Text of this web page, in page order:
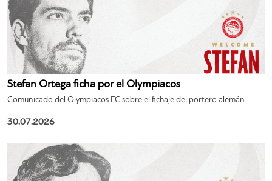
Stefan Ortega ficha por el Olympiacos
Comunicado del Olympiacos FC sobre el fichaje del portero alemán.
30.07.2026